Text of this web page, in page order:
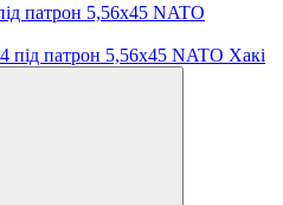
патрон 5,56х45 NATO